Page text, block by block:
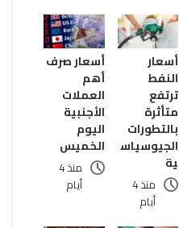
أسعار
النفط
ترتفع
متأثرة
بالتطورات
الجيوسياس
ية
منذ 4
أيام
أسعار صرف
أهم
العملات
الأجنبية
اليوم
الخميس
منذ 4
أيام